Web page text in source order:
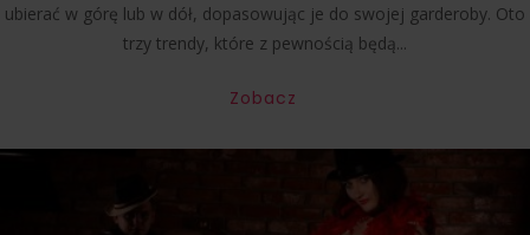
ubierać w górę lub w dół, dopasowując je do swojej garderoby. Oto
trzy trendy, które z pewnością będą...
Zobacz